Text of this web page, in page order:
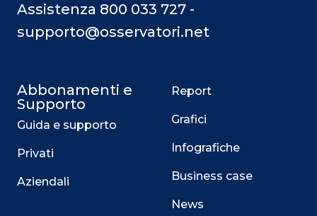
Assistenza 800 033 727 -
supporto@osservatori.net
Abbonamenti e
Supporto
Guida e supporto
Privati
Aziendali
Report
Grafici
Infografiche
Business case
News